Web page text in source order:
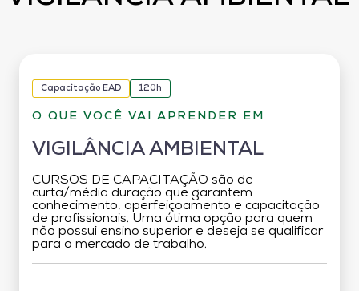
Capacitação EAD 120h
O QUE VOCÊ VAI APRENDER EM
VIGILÂNCIA AMBIENTAL
CURSOS DE CAPACITAÇÃO são de
curta/média duração que garantem
conhecimento, aperfeiçoamento e capacitação
de profissionais. Uma ótima opção para quem
não possui ensino superior e deseja se qualificar
para o mercado de trabalho.